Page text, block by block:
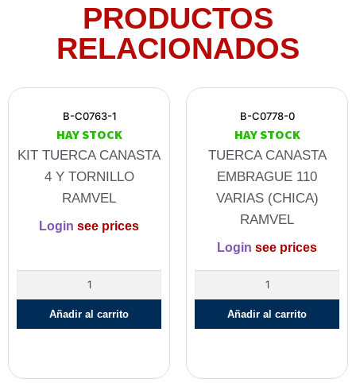
PRODUCTOS
RELACIONADOS
B-C0763-1
HAY STOCK
KIT TUERCA CANASTA
4 Y TORNILLO
RAMVEL
Login see prices
Añadir al carrito
B-C0778-0
HAY STOCK
TUERCA CANASTA
EMBRAGUE 110
VARIAS (CHICA)
RAMVEL
Login see prices
Añadir al carrito